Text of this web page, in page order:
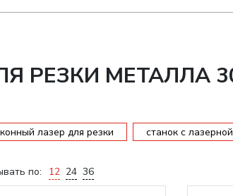
РЕЗКИ МЕТАЛЛА
лазер для резки станок с
по: 12 24 36